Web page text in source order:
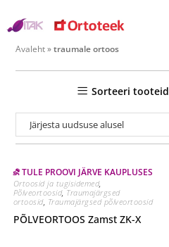
Avaleht»traumale ortoos
Sorteeri tooteid
⛐ TULE PROOVI JÄRVE KAUPLUSES
Ortoosid ja tugisidemed,
Põlveortoosid,Traumajärgsed
ortoosid, Traumajärgsed põlveortoosid
PÕLVEORTOOS Zamst ZK-X